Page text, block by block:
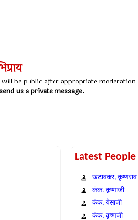
be public after appropriate moderation.
us a private message.
Latest People
खटावकर, कृष्णराव
कंक, कृष्णाजी
कंक, येसाजी
कंक, कृष्णजी